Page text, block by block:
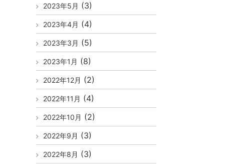
2023年5月 (3)
2023年4月 (4)
2023年3月 (5)
2023年1月 (8)
2022年12月 (2)
2022年11月 (4)
2022年10月 (2)
2022年9月 (3)
2022年8月 (3)